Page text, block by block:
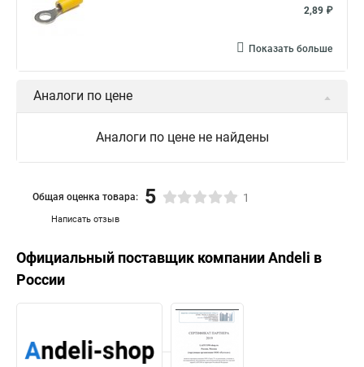
2,89 ₽
Показать больше
Аналоги по цене
Аналоги по цене не найдены
Написать отзыв
Общая оценка товара: 5 1
Официальный поставщик компанииAndeli в
России